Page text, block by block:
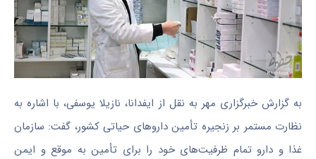
به گزارش خبرگزاری مهر به نقل از ایفدانا، نازیلا یوسفی، با اشاره به
نظارت مستمر بر زنجیره تأمین داروهای حیاتی کشور، گفت: سازمان
غذا و دارو تمام ظرفیت‌های خود را برای تأمین به‌ موقع و ایمن